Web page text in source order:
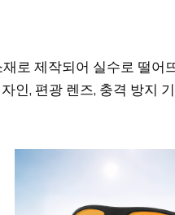
로 제작되어 실수로 떨어
인, 편광 렌즈, 충격 방지